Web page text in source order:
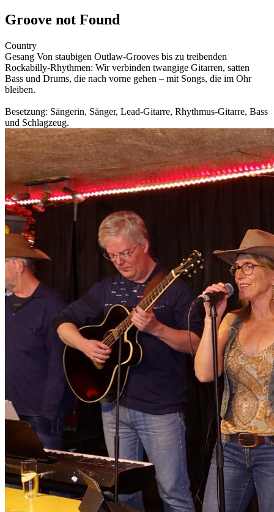
Groove not Found
Country
Gesang Von staubigen Outlaw-Grooves bis zu treibenden
Rockabilly-Rhythmen: Wir verbinden twangige Gitarren, satten
Bass und Drums, die nach vorne gehen – mit Songs, die im Ohr
bleiben.
Besetzung: Sängerin, Sänger, Lead-Gitarre, Rhythmus-Gitarre, Bass
und Schlagzeug.